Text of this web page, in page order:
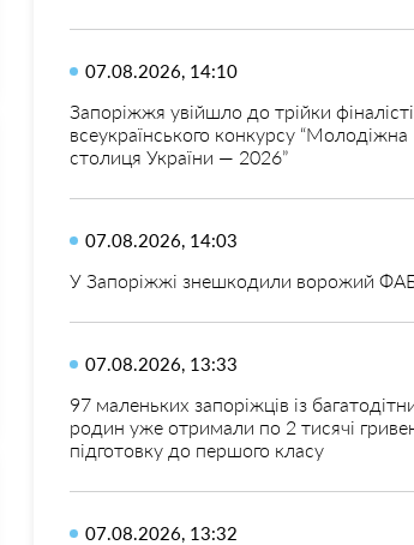
07.08.2026, 14:10
Запоріжжя увійшло до трійки
всеукраїнського конкурсу “Молодіжна
столиця України — 2026”
07.08.2026, 14:03
У Запоріжжі знешкодили ворожий
07.08.2026, 13:33
97 маленьких запоріжців із
родин уже отримали по 2 тисячі
підготовку до першого класу
07.08.2026, 13:32